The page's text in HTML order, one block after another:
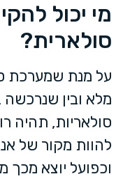
מי יכול
סולארית?
על מנת שמערכת
מלא ובין
סולאריות, תהיה
להוות מקור של
וכפועל יוצא